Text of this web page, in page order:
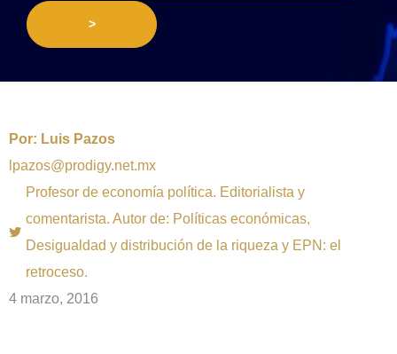
>
Por: Luis Pazos
lpazos@prodigy.net.mx
Profesor de economía política. Editorialista y
comentarista. Autor de: Políticas económicas,
Desigualdad y distribución de la riqueza y EPN: el
retroceso.
4 marzo, 2016